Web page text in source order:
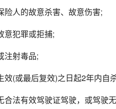
险人的故意杀害、故意伤害;
意犯罪或拒捕;
注射毒品;
效(或最后复效)之日起2年内自
合法有效驾驶证驾驶，或驾驶